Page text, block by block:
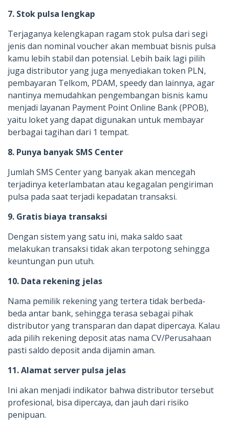
7. Stok pulsa lengkap
Terjaganya kelengkapan ragam stok pulsa dari segi
jenis dan nominal voucher akan membuat bisnis pulsa
kamu lebih stabil dan potensial. Lebih baik lagi pilih
juga distributor yang juga menyediakan token PLN,
pembayaran Telkom, PDAM, speedy dan lainnya, agar
nantinya memudahkan pengembangan bisnis kamu
menjadi layanan Payment Point Online Bank (PPOB),
yaitu loket yang dapat digunakan untuk membayar
berbagai tagihan dari 1 tempat.
8. Punya banyak SMS Center
Jumlah SMS Center yang banyak akan mencegah
terjadinya keterlambatan atau kegagalan pengiriman
pulsa pada saat terjadi kepadatan transaksi.
9. Gratis biaya transaksi
Dengan sistem yang satu ini, maka saldo saat
melakukan transaksi tidak akan terpotong sehingga
keuntungan pun utuh.
10. Data rekening jelas
Nama pemilik rekening yang tertera tidak berbeda-
beda antar bank, sehingga terasa sebagai pihak
distributor yang transparan dan dapat dipercaya. Kalau
ada pilih rekening deposit atas nama CV/Perusahaan
pasti saldo deposit anda dijamin aman.
11. Alamat server pulsa jelas
Ini akan menjadi indikator bahwa distributor tersebut
profesional, bisa dipercaya, dan jauh dari risiko
penipuan.